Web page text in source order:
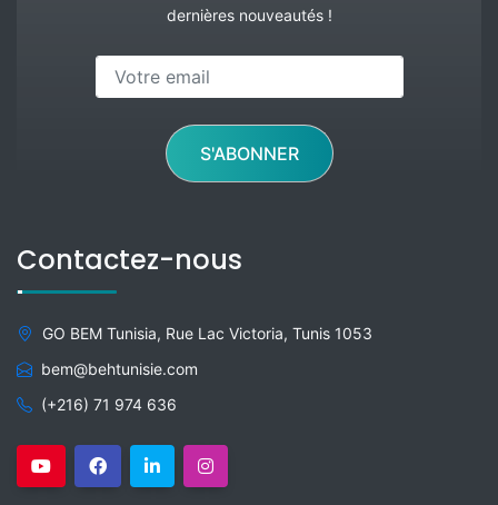
dernières nouveautés !
S'ABONNER
Contactez-nous
GO BEM Tunisia, Rue Lac Victoria, Tunis 1053
bem@behtunisie.com
(+216) 71 974 636